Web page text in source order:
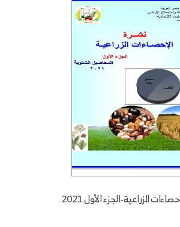
الزراعية-الجزء الأول 2021